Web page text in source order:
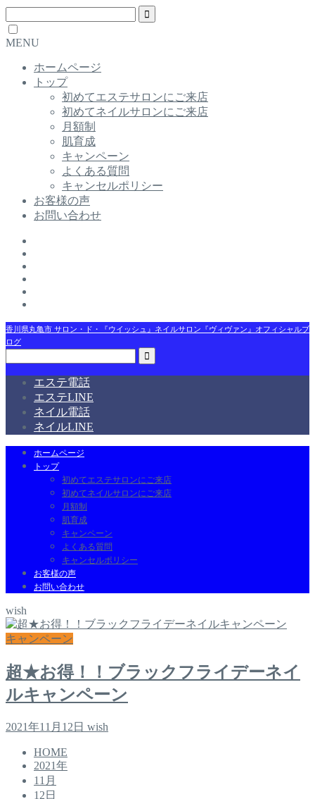
MENU
ホームページ
トップ
初めてエステサロンにご来店
初めてネイルサロンにご来店
月額制
肌育成
キャンペーン
よくある質問
キャンセルポリシー
お客様の声
お問い合わせ
香川県丸亀市 サロン・ド・『ウイッシュ』ネイルサロン『ヴィヴァン』オフィシャルブ
ログ
エステ電話
エステLINE
ネイル電話
ネイルLINE
ホームページ
トップ
初めてエステサロンにご来店
初めてネイルサロンにご来店
月額制
肌育成
キャンペーン
よくある質問
キャンセルポリシー
お客様の声
お問い合わせ
wish
キャンペーン
超★お得！！ブラックフライデーネイ
ルキャンペーン
2021年11月12日 wish
HOME
2021年
11月
12日